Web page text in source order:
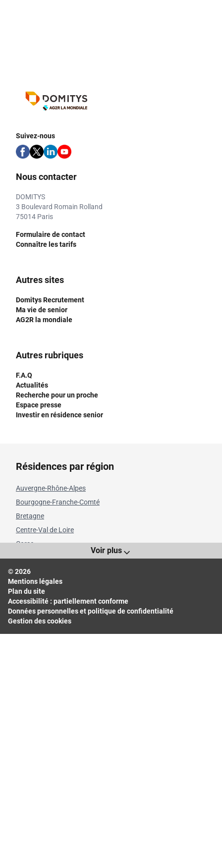
Suivez-nous
Nous contacter
DOMITYS
3 Boulevard Romain Rolland
75014 Paris
Formulaire de contact
Connaître les tarifs
Autres sites
Domitys Recrutement
Ma vie de senior
AG2R la mondiale
Autres rubriques
F.A.Q
Actualités
Recherche pour un proche
Espace presse
Investir en résidence senior
Résidences par région
Auvergne-Rhône-Alpes
Bourgogne-Franche-Comté
Bretagne
Centre-Val de Loire
Corse
Grand Est
Hauts-de-France
Île-de-France
Normandie
Nouvelle-Aquitaine
Voir plus
© 2026
Mentions légales
Plan du site
Accessibilité : partiellement conforme
Données personnelles et politique de confidentialité
Gestion des cookies